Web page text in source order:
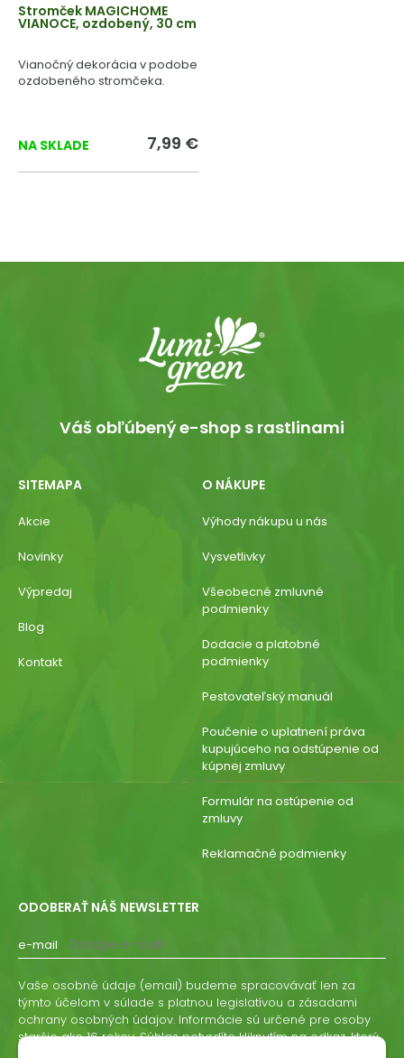
Stromček MAGICHOME
VIANOCE, ozdobený, 30 cm
Vianočný dekorácia v podobe
ozdobeného stromčeka.
NA SKLADE 7,99 €
Váš obľúbený e-shop s rastlinami
SITEMAPA
Akcie
Novinky
Výpredaj
Blog
Kontakt
O NÁKUPE
Výhody nákupu u nás
Vysvetlivky
Všeobecné zmluvné
podmienky
Dodacie a platobné
podmienky
Pestovateľský manuál
Poučenie o uplatnení práva
kupujúceho na odstúpenie od
kúpnej zmluvy
Formulár na ostúpenie od
zmluvy
Reklamačné podmienky
ODOBERAŤ NÁŠ NEWSLETTER
e-mail
Vaše osobné údaje (email) budeme spracovávať len za
týmto účelom v súlade s platnou legislatívou a zásadami
ochrany osobných údajov. Informácie sú určené pre osoby
staršie ako 16 rokov. Súhlas potvrdíte kliknutím na odkaz, ktorý